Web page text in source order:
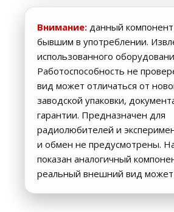
Внимание: данный компонент
бывшим в употреблении.
использованного
Работоспособность не
вид может отличаться от
заводской упаковки,
гарантии. Предназначен для
радиолюбителей и
и обмен не предусмотрены.
показан аналогичный
реальный внешний вид может